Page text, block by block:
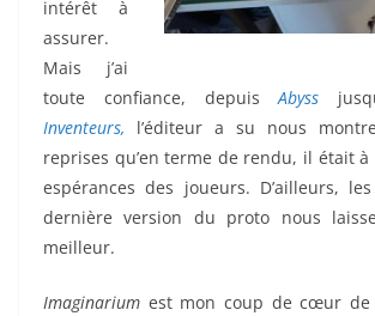
intérêt à
assurer.
Mais j’ai
toute confiance, depuisAbyss
Inventeurs, l’éditeur a su nous
reprises qu’en terme de rendu, il était
espérances des joueurs. D’ailleurs,
dernière version du proto nous
meilleur.
Imaginarium est mon coup de cœur de